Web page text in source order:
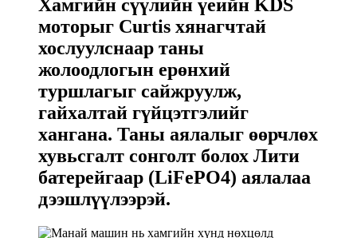
Хамгийн сүүлийн үеийн KDS
моторыг Curtis хянагчтай
хослуулснаар таны
жолоодлогын ерөнхий
туршлагыг сайжруулж,
гайхалтай гүйцэтгэлийг
хангана. Таны аялалыг өөрчлөх
хувьсгалт сонголт болох Лити
батерейгаар (LiFePO4) аялалаа
дээшлүүлээрэй.